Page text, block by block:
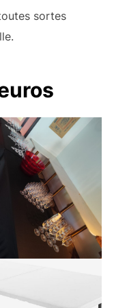
sortes